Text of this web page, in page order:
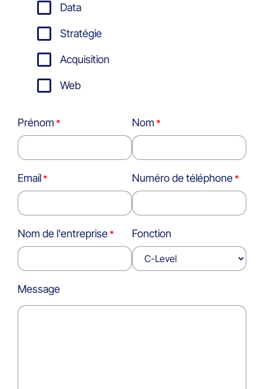
Data
Stratégie
Acquisition
Web
Prénom Nom
Email Numéro de téléphone
Nom de l'entreprise Fonction
Message